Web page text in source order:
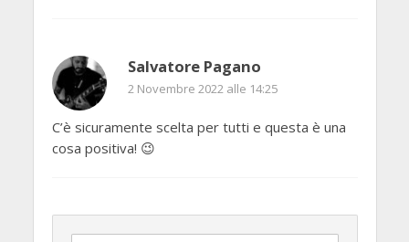
Salvatore Pagano
2 Novembre 2022 alle 14:25
C’è sicuramente scelta per tutti e questa è una
cosa positiva! 😉